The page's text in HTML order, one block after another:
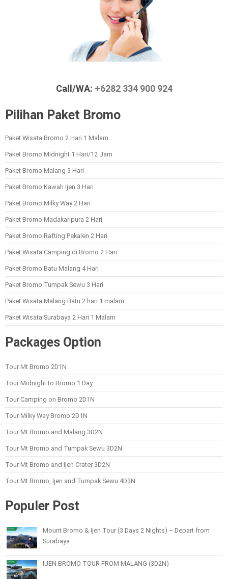
Call/WA: +6282 334 900 924
Pilihan Paket Bromo
Paket Wisata Bromo 2 Hari 1 Malam
Paket Bromo Midnight 1 Hari/12 Jam
Paket Bromo Malang 3 Hari
Paket Bromo Kawah Ijen 3 Hari
Paket Bromo Milky Way 2 Hari
Paket Bromo Madakaripura 2 Hari
Paket Bromo Rafting Pekalen 2 Hari
Paket Wisata Camping di Bromo 2 Hari
Paket Bromo Batu Malang 4 Hari
Paket Bromo Tumpak Sewu 3 Hari
Paket Wisata Malang Batu 2 hari 1 malam
Paket Wisata Surabaya 2 Hari 1 Malam
Packages Option
Tour Mt Bromo 2D1N
Tour Midnight to Bromo 1 Day
Tour Camping on Bromo 2D1N
Tour Milky Way Bromo 2D1N
Tour Mt Bromo and Malang 3D2N
Tour Mt Bromo and Tumpak Sewu 3D2N
Tour Mt Bromo and Ijen Crater 3D2N
Tour Mt Bromo, Ijen and Tumpak Sewu 4D3N
Populer Post
Mount Bromo & Ijen Tour (3 Days 2 Nights) – Depart from
Surabaya
IJEN BROMO TOUR FROM MALANG (3D2N)